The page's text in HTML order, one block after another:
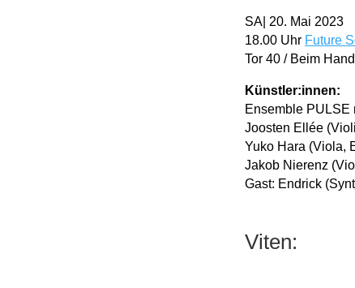
SA| 20. Mai 2023
18.00 Uhr Future
Tor 40 / Beim
Künstler:innen:
Ensemble PULSE
Joosten Ellée
Yuko Hara (Viola,
Jakob Nierenz
Gast: Endrick
Viten: